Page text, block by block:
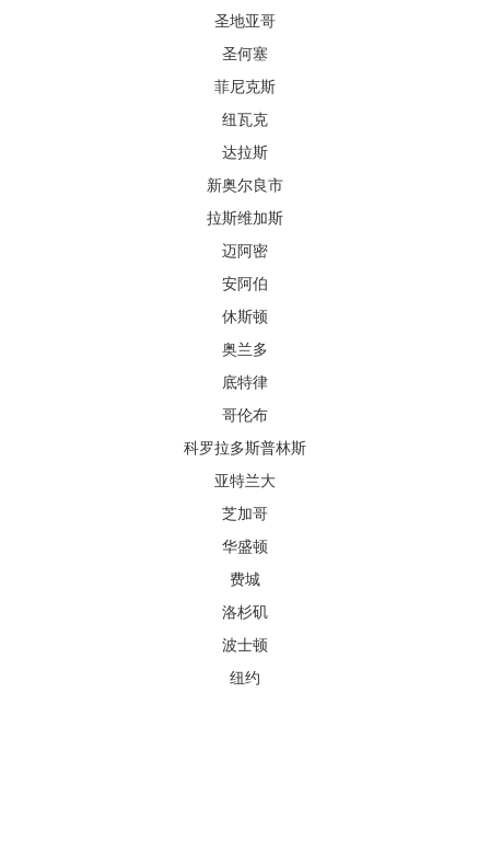
圣地亚哥
圣何塞
菲尼克斯
纽瓦克
达拉斯
新奥尔良市
拉斯维加斯
迈阿密
安阿伯
休斯顿
奥兰多
底特律
哥伦布
科罗拉多斯普林斯
亚特兰大
芝加哥
华盛顿
费城
洛杉矶
波士顿
纽约